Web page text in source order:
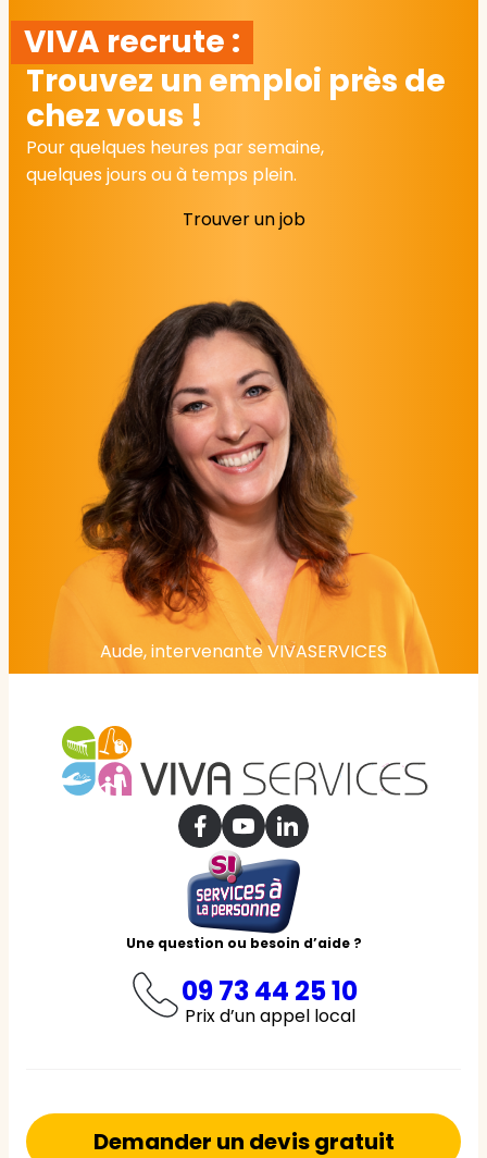
VIVA recrute :
Trouvez un emploi près de
chez vous !
Pour quelques heures par semaine,
quelques jours ou à temps plein.
Trouver un job
Aude, intervenante VIVASERVICES
Une question ou besoin d’aide ?
09 73 44 25 10
Prix d’un appel local
Demander un devis gratuit